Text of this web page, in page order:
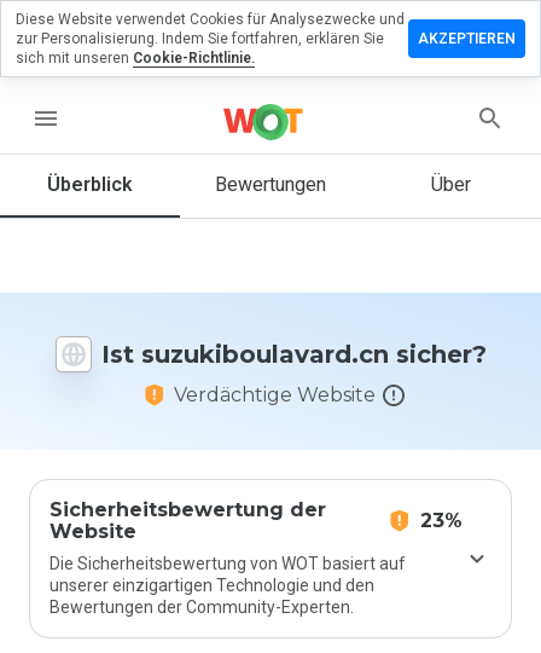
menu
Überblick Bewertungen Über
Ist suzukiboulavard.cn sicher?
Verdächtige Website
Sicherheitsbewertung der
Website
23%
Die Sicherheitsbewertung von WOT basiert auf
unserer einzigartigen Technologie und den
Bewertungen der Community-Experten.
Sie
zu
Wie
Website
Skala von
1 bis 5
bewerten?
Diese Website verwendet Cookies für Analysezwecke und
zur Personalisierung. Indem Sie fortfahren, erklären Sie
sich mit unseren Cookie-Richtlinie.
AKZEPTIEREN